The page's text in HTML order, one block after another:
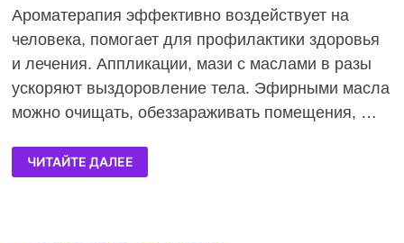
Ароматерапия эффективно воздействует на
человека, помогает для профилактики здоровья
и лечения. Аппликации, мази с маслами в разы
ускоряют выздоровление тела. Эфирными масла
можно очищать, обеззараживать помещения, …
ЧИТАЙТЕ ДАЛЕЕ